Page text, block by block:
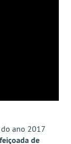
ano 2017
de